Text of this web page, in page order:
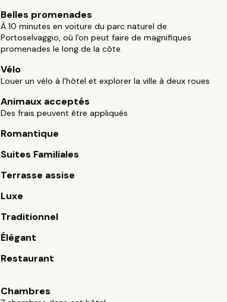
Belles promenades
À 10 minutes en voiture du parc naturel de
Portoselvaggio, où l'on peut faire de magnifiques
promenades le long de la côte.
Vélo
Louer un vélo à l'hôtel et explorer la ville à deux roues
Animaux acceptés
Des frais peuvent être appliqués
Romantique
Suites Familiales
Terrasse assise
Luxe
Traditionnel
Élégant
Restaurant
Chambres